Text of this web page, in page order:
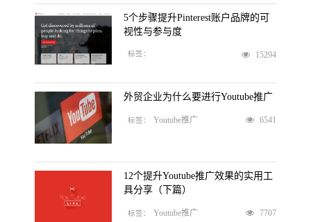
5个步骤提升Pinterest账户品牌的可
视性与参与度
标签： 15294
外贸企业为什么要进行Youtube推广
标签： Youtube推广 6541
12个提升Youtube推广效果的实用工
具分享（下篇）
标签： Youtube推广 7707